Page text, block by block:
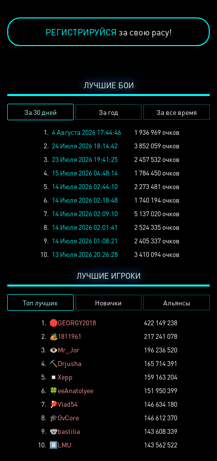
РЕГИСТРИРУЙСЯ за свою расу!
ЛУЧШИЕ БОИ
За 30 дней За год За все время
1. 4 Августа 2026 17:44:46
1 936 969 очков
2. 24 Июля 2026 18:14:42
3 852 059 очков
3. 23 Июля 2026 19:41:25
2 457 532 очков
4. 15 Июля 2026 04:48:14
1 784 450 очков
5. 14 Июля 2026 02:44:10
2 273 481 очков
6. 14 Июля 2026 02:18:48
1 740 194 очков
7. 14 Июля 2026 02:09:10
5 137 020 очков
8. 14 Июля 2026 02:01:41
2 524 335 очков
9. 14 Июля 2026 01:08:21
2 405 337 очков
10. 13 Июля 2026 20:26:28 3 410 094 очков
ЛУЧШИЕ ИГРОКИ
Топ лучших Новички Альянсы
1. 🛑GEORGY2018
422 149 238
2. 🏕️1811961
217 241 078
3. 👁️Mr_Jor
196 236 520
4. ⛏️ Drjusha
165 714 391
5.
◽ Xepp
159 163 204
6. 🍀eeAnatolyee
151 950 399
7.
🏓Vlad54
146 634 180
8. 🎓OvCore
146 612 370
9. 🐨bastilia
143 608 339
10. 8️⃣LMU 143 562 522